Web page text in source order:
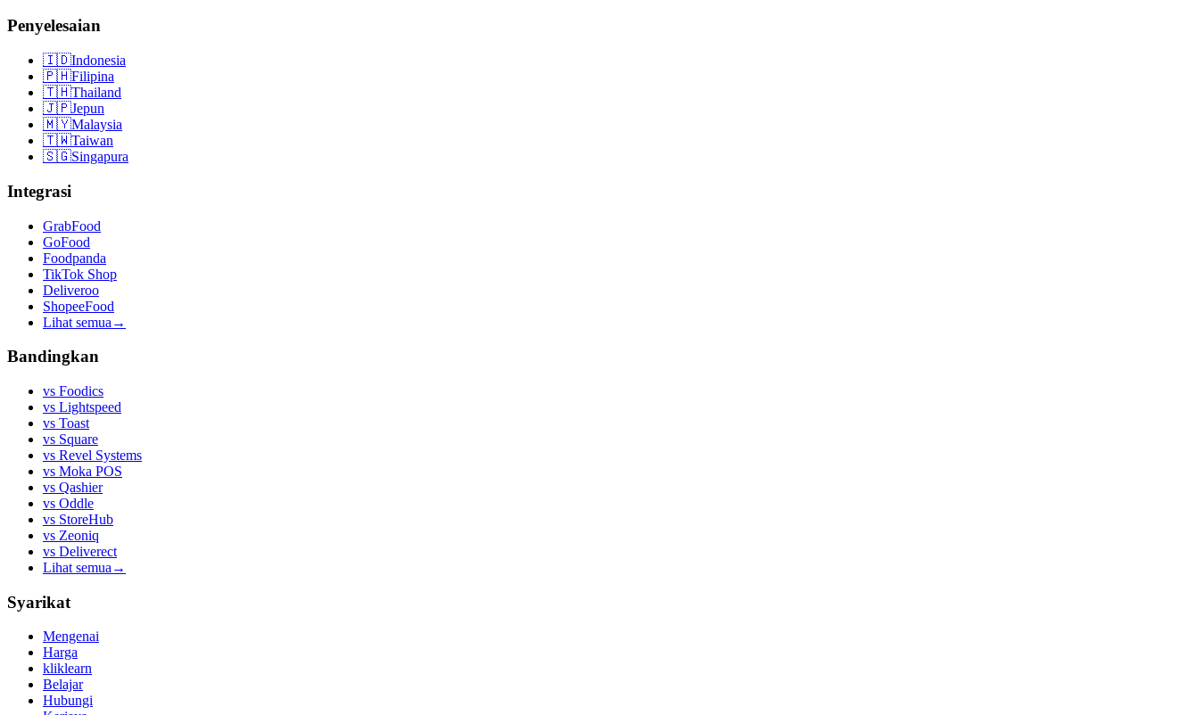
Penyelesaian
🇮🇩Indonesia
🇵🇭Filipina
🇹🇭Thailand
🇯🇵Jepun
🇲🇾Malaysia
🇹🇼Taiwan
🇸🇬Singapura
Integrasi
GrabFood
GoFood
Foodpanda
TikTok Shop
Deliveroo
ShopeeFood
Lihat semua →
Bandingkan
vs Foodics
vs Lightspeed
vs Toast
vs Square
vs Revel Systems
vs Moka POS
vs Qashier
vs Oddle
vs StoreHub
vs Zeoniq
vs Deliverect
Lihat semua →
Syarikat
Mengenai
Harga
kliklearn
Belajar
Hubungi